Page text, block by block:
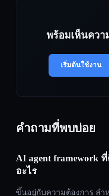
พร้อมเห็นควา
เริ่มต้นใช้งาน
คำถามที่พบบ่อย
AI agent framework
อะไร
ขึ้นอยู่กับความต้องการ สำ